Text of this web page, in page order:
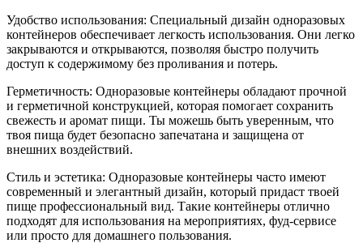
Удобство использования: Специальный дизайн одноразовых
контейнеров обеспечивает легкость использования. Они легко
закрываются и открываются, позволяя быстро получить
доступ к содержимому без проливания и потерь.
Герметичность: Одноразовые контейнеры обладают прочной
и герметичной конструкцией, которая помогает сохранить
свежесть и аромат пищи. Ты можешь быть уверенным, что
твоя пища будет безопасно запечатана и защищена от
внешних воздействий.
Стиль и эстетика: Одноразовые контейнеры часто имеют
современный и элегантный дизайн, который придаст твоей
пище профессиональный вид. Такие контейнеры отлично
подходят для использования на мероприятиях, фуд-сервисе
или просто для домашнего пользования.